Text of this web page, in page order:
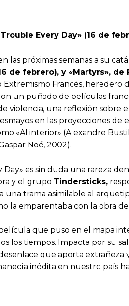
Every Day» (16 de
las próximas semanas a su
de febrero), y «Martyrs», de
Extremismo Francés,
un puñado de películas
violencia, una reflexión sobre
en las proyecciones
«Al interior» (Alexandre
Noé, 2002).
Day» es sin duda una rareza
y el grupo Tindersticks,
una trama asimilable al
la emparentaba con la obra
película que puso en el mapa
los tiempos. Impacta por su
que aporta
inédita en nuestro país